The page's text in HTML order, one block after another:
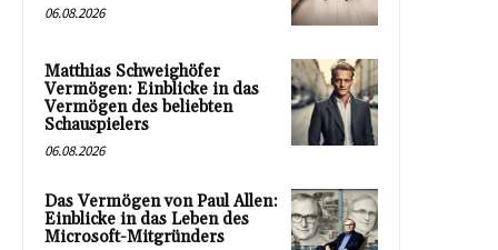
06.08.2026
Matthias Schweighöfer
Vermögen: Einblicke in das
Vermögen des beliebten
Schauspielers
06.08.2026
Das Vermögen von Paul Allen:
Einblicke in das Leben des
Microsoft-Mitgründers